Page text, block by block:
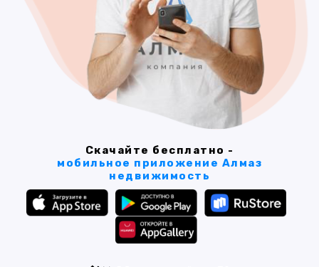
Скачайте бесплатно -
мобильное приложение Алмаз
недвижимость